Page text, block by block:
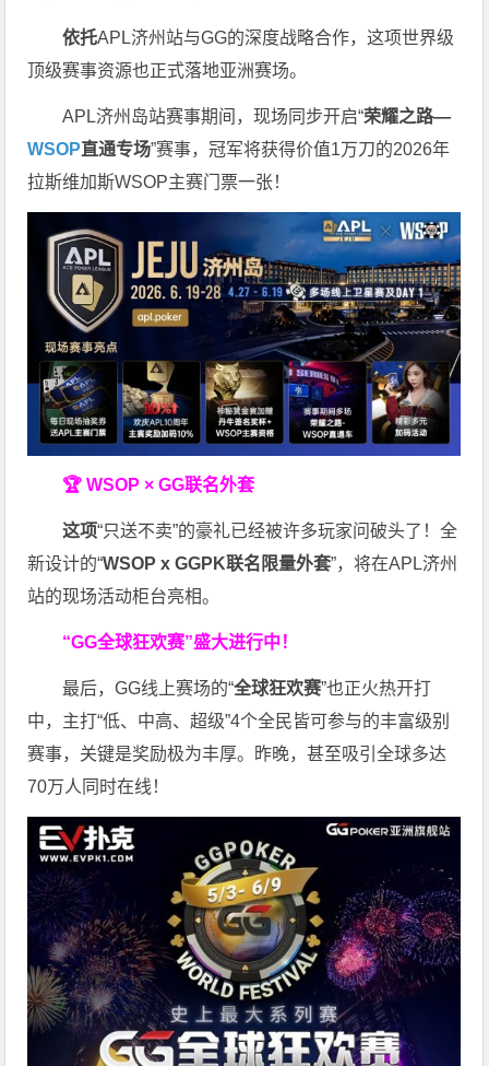
依托APL济州站与GG的深度战略合作，这项世界级
顶级赛事资源也正式落地亚洲赛场。
APL济州岛站赛事期间，现场同步开启“荣耀之路—
WSOP直通专场”赛事，冠军将获得价值1万刀的2026年
拉斯维加斯WSOP主赛门票一张！
🏆 WSOP × GG联名外套
这项“只送不卖”的豪礼已经被许多玩家问破头了！全
新设计的“WSOP x GGPK联名限量外套”，将在APL济州
站的现场活动柜台亮相。
“GG全球狂欢赛”盛大进行中！
最后，GG线上赛场的“全球狂欢赛”也正火热开打
中，主打“低、中高、超级”4个全民皆可参与的丰富级别
赛事，关键是奖励极为丰厚。 昨晚，甚至吸引全球多达
70万人同时在线！